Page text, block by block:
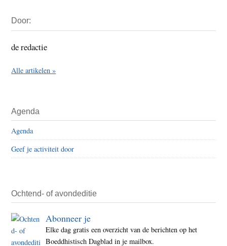
Sidebar
Door:
de redactie
Alle artikelen »
Agenda
Agenda
Geef je activiteit door
Ochtend- of avondeditie
Abonneer je
Elke dag gratis een overzicht van de berichten op het
Boeddhistisch Dagblad in je mailbox.